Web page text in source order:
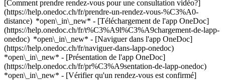
[Comment prendre rendez-vous pour une consultation vidéo?]
(https://help.onedoc.ch/fr/prendre-un-rendez-vous-%C3%A0-
distance) *open\_in\_new* - [Téléchargement de l'app OneDoc]
(https://help.onedoc.ch/fr/t%C3%A9l%C3%A9chargement-de-lapp-
onedoc) *open\_in\_new* - [Naviguer dans l'app OneDoc]
(https://help.onedoc.ch/fr/naviguer-dans-lapp-onedoc)
*open\_in\_new* - [Présentation de l'app OneDoc]
(https://help.onedoc.ch/fr/pr%C3%A9sentation-de-lapp-onedoc)
*open\_in\_new* - [Vérifier qu'un rendez-vous est confirmé](https://help.onedoc.ch/fr/v%C3%A9rifier-quun-rendez-vous-est-confirm%C3%A9) *open\_in\_new* - [Annuler un rendez-vous pris en ligne sur OneDoc](https://help.onedoc.ch/fr/annuler-un-rendez-vous-pris-en-ligne-sur-onedoc) *open\_in\_new* - [Je ne reçois pas de confirmation de rendez-vous](https://help.onedoc.ch/fr/je-ne-re%C3%A7ois-pas-de-confirmation-de-rendez-vous) *open\_in\_new* [Voir tous nos articles *open\_in\_new*](https://help.onedoc.ch/fr/) close ## Modifier votre recherche ![Maison avec un signe plus annonçant qu’une consultation peut être effectuée sur place](https://www.onedoc.ch/assets/images/icons/on-site.svg) Sur place ![Caméra avec un symbole lecture annonçant qu’une consultation peut être effectuée à distance en vidéo](https://www.onedoc.ch/assets/images/icons/remote.svg) À distance Rechercher #### Spécialités #### Praticiens #### Établissements edit Urgence en médecine générale à Lucerne tune Filtrer par Nouveaux patients*keyboard\_arrow\_down* - Acceptés*check\_circle* Langue parlée*keyboard\_arrow\_down* - Allemand*check\_circle* - Anglais*check\_circle* - Azerbaïdjanais*check\_circle* - Espagnol*check\_circle* - Français*check\_circle* - Italien*check\_circle* - Néerlandais*check\_circle* - Persan*check\_circle* - Polonais*check\_circle* - Roumain*check\_circle* - Russe*check\_circle* - Turc*check\_circle* Sexe*keyboard\_arrow\_down* - Femme*check\_circle* - Homme*check\_circle* Réseau*keyboard\_arrow\_down* - DocNet Säuliamt*check\_circle* Disponibilité*keyboard\_arrow\_down* - Disponible aujourdhui*check\_circle* - Dans les 3 prochains jours*check\_circle* - Dans les 7 prochains jours*check\_circle* - Dans les 14 prochains jours*check\_circle* # __Urgence en médecine générale__ à __Lucerne__: prenez rendez-vous en ligne aujourd'hui ## 11 résultats à Lucerne [![Mme Nilufar Ahangari, médecin généraliste à Lucerne](https://assets.onedoc.ch/images/users/770c9ed5fa93f11d489089245e28268cf8219b3b7d8b8a25da71c6c1ff2deff7-small.jpg "Mme Nilufar Ahangari, médecin généraliste à Lucerne")](https://www.onedoc.ch/fr/medecin-generaliste/lucerne/pc0u6/nilufar-ahangari) ### [Mme Nilufar Ahangari](https://www.onedoc.ch/fr/medecin-generaliste/lucerne/pc0u6/nilufar-ahangari) ![Badge indiquant un profil vérifié](https://www.onedoc.ch/assets/images/icons/checkmark.svg) [Médecin généraliste](https://www.onedoc.ch/fr/medecin-generaliste/lucerne) [Monvia Gesundheitszentrum Luzern](https://www.onedoc.ch/fr/cabinet-medical/lucerne/ebd60/monvia-gesundheitszentrum-luzern) Spitalstrasse 40 6004 Lucerne ![Icône patient avec un signe plus annonçant que le professionnel accepte de nouveaux patients](https://www.onedoc.ch/assets/images/icons/new-patients.svg)Accepte les nouveaux patients [Réserver un RDV](https://www.onedoc.ch/fr/medecin-generaliste/lucerne/pc0u6/nilufar-ahangari) Expertises: Urgence en médecine générale, [Check-up | bilan de santé](https://www.onedoc.ch/fr/check-up-bilan-de-sante/lucerne), [Grippe | Symptômes de la grippe | Rhume](https://www.onedoc.ch/fr/grippe-symptomes-de-la-grippe-rhume/lucerne), [Vaccination grippe](https://www.onedoc.ch/fr/vaccination-grippe/lucerne), [Maux de gorge | Angine](https://www.onedoc.ch/fr/maux-de-gorge-angine/lucerne), [Infection urinaire | Cystite](https://www.onedoc.ch/fr/infection-urinaire-cystite/lucerne)Voir plus *chevron\_left* jeu. 06 août *chevron\_right* Voir plus de rendez-vous *error\_outline* Une erreur s'est produite lors du chargement des disponibilités [Réessayer](https://www.onedoc.ch) Expertises: Urgence en médecine générale, [Check-up | bilan de santé](https://www.onedoc.ch/fr/check-up-bilan-de-sante/lucerne), [Grippe | Symptômes de la grippe | Rhume](https://www.onedoc.ch/fr/grippe-symptomes-de-la-grippe-rhume/lucerne), [Vaccination grippe](https://www.onedoc.ch/fr/vaccination-grippe/lucerne), [Maux de gorge | Angine](https://www.onedoc.ch/fr/maux-de-gorge-angine/lucerne), [Infection urinaire | Cystite](https://www.onedoc.ch/fr/infection-urinaire-cystite/lucerne)Voir plus [![Dr. med. Tilman Pagel, spécialiste en médecine interne générale à Lucerne](https://assets.onedoc.ch/images/users/e4493992a878969438e28f29c3a4c4db7698965714ab3d78d18cd89d94001006-small.jpg "Dr. med. Tilman Pagel, spécialiste en médecine interne générale à Lucerne")](https://www.onedoc.ch/fr/specialiste-en-medecine-interne-generale/lucerne/pc0rn/dr-med-tilman-pagel) ### [Dr. med. Tilman Pagel](https://www.onedoc.ch/fr/specialiste-en-medecine-interne-generale/lucerne/pc0rn/dr-med-tilman-pagel) ![Badge indiquant un profil vérifié](https://www.onedoc.ch/assets/images/icons/checkmark.svg) [Spécialiste en médecine interne générale](https://www.onedoc.ch/fr/specialiste-en-medecine-interne-generale/lucerne) [Medicum Wesemlin AG](https://www.onedoc.ch/fr/cabinet-medical/lucerne/etxo/medicum-wesemlin-ag) Landschaustrasse 2 6006 Lucerne ![Icône patient avec un signe moins annonçant que le professionnel n’accepte pas de nouveaux patients](https://www.onedoc.ch/assets/images/icons/no-new-patients.svg)N'accepte pas de nouveaux patients [Réserver un RDV](https://www.onedoc.ch/fr/specialiste-en-medecine-interne-generale/lucerne/pc0rn/dr-med-tilman-pagel) Expertises: Urgence en médecine générale, [Check-up | bilan de santé](https://www.onedoc.ch/fr/check-up-bilan-de-sante/lucerne), [Grippe | Symptômes de la grippe | Rhume](https://www.onedoc.ch/fr/grippe-symptomes-de-la-grippe-rhume/lucerne), [Mise à jour du carnet de vaccination](https://www.onedoc.ch/fr/mise-a-jour-du-carnet-de-vaccination/lucerne), [Prise de sang | Prélèvement sanguin](https://www.onedoc.ch/fr/prise-de-sang-prelevement-sanguin/lucerne), [Mesure de la pression artérielle | Tension](https://www.onedoc.ch/fr/mesure-de-la-pression-arterielle-tension/lucerne), [Allergie | AllergoTest | Bilan allergologique](https://www.onedoc.ch/fr/allergie-allergotest-bilan-allergologique/lucerne), [Spirométrie | Test de la fonction pulmonaire](https://www.onedoc.ch/fr/spirometrie-test-de-la-fonction-pulmonaire/lucerne), [Électrocardiogramme (ECG)](https://www.onedoc.ch/fr/electrocardiogramme-ecg/lucerne)Voir plus *chevron\_left* jeu. 06 août *chevron\_right* Voir plus de rendez-vous *error\_outline* Une erreur s'est produite lors du chargement des disponibilités [Réessayer](https://www.onedoc.ch) Expertises: Urgence en médecine générale, [Check-up | bilan de santé](https://www.onedoc.ch/fr/check-up-bilan-de-sante/lucerne), [Grippe | Symptômes de la grippe | Rhume](https://www.onedoc.ch/fr/grippe-symptomes-de-la-grippe-rhume/lucerne), [Mise à jour du carnet de vaccination](https://www.onedoc.ch/fr/mise-a-jour-du-carnet-de-vaccination/lucerne), [Prise de sang | Prélèvement sanguin](https://www.onedoc.ch/fr/prise-de-sang-prelevement-sanguin/lucerne), [Mesure de la pression artérielle | Tension](https://www.onedoc.ch/fr/mesure-de-la-pression-arterielle-tension/lucerne), [Allergie | AllergoTest | Bilan allergologique](https://www.onedoc.ch/fr/allergie-allergotest-bilan-allergologique/lucerne), [Spirométrie | Test de la fonction pulmonaire](https://www.onedoc.ch/fr/spirometrie-test-de-la-fonction-pulmonaire/lucerne), [Électrocardiogramme (ECG)](https://www.onedoc.ch/fr/electrocardiogramme-ecg/lucerne)Voir plus [![Dr. med. Annette Veile, spécialiste en médecine interne générale à Lucerne](https://assets.onedoc.ch/images/users/14bdaadd13bb8fd6970ae77c75ca2663aa0cde2ceba08f3338488e1b6b1a8d80-small.jpg "Dr. med. Annette Veile, spécialiste en médecine interne générale à Lucerne")](https://www.onedoc.ch/fr/specialiste-en-medecine-interne-generale/lucerne/pc0rf/dr-med-annette-veile) ### [Dr. med. Annette Veile](https://www.onedoc.ch/fr/specialiste-en-medecine-interne-generale/lucerne/pc0rf/dr-med-annette-veile) ![Badge indiquant un profil vérifié](https://www.onedoc.ch/assets/images/icons/checkmark.svg) [Spécialiste en médecine interne générale](https://www.onedoc.ch/fr/specialiste-en-medecine-interne-generale/lucerne) [Medicum Wesemlin AG](https://www.onedoc.ch/fr/cabinet-medical/lucerne/etxo/medicum-wesemlin-ag) Landschaustrasse 2 6006 Lucerne ![Icône patient avec un signe moins annonçant que le professionnel n’accepte pas de nouveaux patients](https://www.onedoc.ch/assets/images/icons/no-new-patients.svg)N'accepte pas de nouveaux patients [Réserver un RDV](https://www.onedoc.ch/fr/specialiste-en-medecine-interne-generale/lucerne/pc0rf/dr-med-annette-veile) Expertises: Urgence en médecine générale, [Check-up | bilan de santé](https://www.onedoc.ch/fr/check-up-bilan-de-sante/lucerne), [Grippe | Symptômes de la grippe | Rhume](https://www.onedoc.ch/fr/grippe-symptomes-de-la-grippe-rhume/lucerne), [Mise à jour du carnet de vaccination](https://www.onedoc.ch/fr/mise-a-jour-du-carnet-de-vaccination/lucerne), [Prise de sang | Prélèvement sanguin](https://www.onedoc.ch/fr/prise-de-sang-prelevement-sanguin/lucerne), [Mesure de la pression artérielle | Tension](https://www.onedoc.ch/fr/mesure-de-la-pression-arterielle-tension/lucerne), [Allergie | AllergoTest | Bilan allergologique](https://www.onedoc.ch/fr/allergie-allergotest-bilan-allergologique/lucerne), [Spirométrie | Test de la fonction pulmonaire](https://www.onedoc.ch/fr/spirometrie-test-de-la-fonction-pulmonaire/lucerne), [Électrocardiogramme (ECG)](https://www.onedoc.ch/fr/electrocardiogramme-ecg/lucerne)Voir plus *chevron\_left* jeu. 06 août *chevron\_right* Voir plus de rendez-vous *error\_outline* Une erreur s'est produite lors du chargement des disponibilités [Réessayer](https://www.onedoc.ch) Expertises: Urgence en médecine générale, [Check-up | bilan de santé](https://www.onedoc.ch/fr/check-up-bilan-de-sante/lucerne), [Grippe | Symptômes de la grippe | Rhume](https://www.onedoc.ch/fr/grippe-symptomes-de-la-grippe-rhume/lucerne), [Mise à jour du carnet de vaccination](https://www.onedoc.ch/fr/mise-a-jour-du-carnet-de-vaccination/lucerne), [Prise de sang | Prélèvement san